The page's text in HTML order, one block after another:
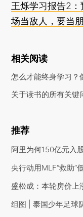
王烁学习报告2
场当敌人，要当
相关阅读
怎么才能终身学习？
关于读书的所有关键
推荐
阿里为何150亿元入
央行动用MLF“救助”
盛松成：本轮房价上
组图 | 泰国少年足球